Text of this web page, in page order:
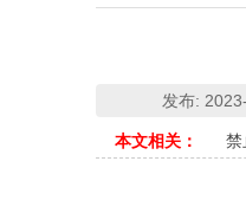
发布:
本文相关： 禁